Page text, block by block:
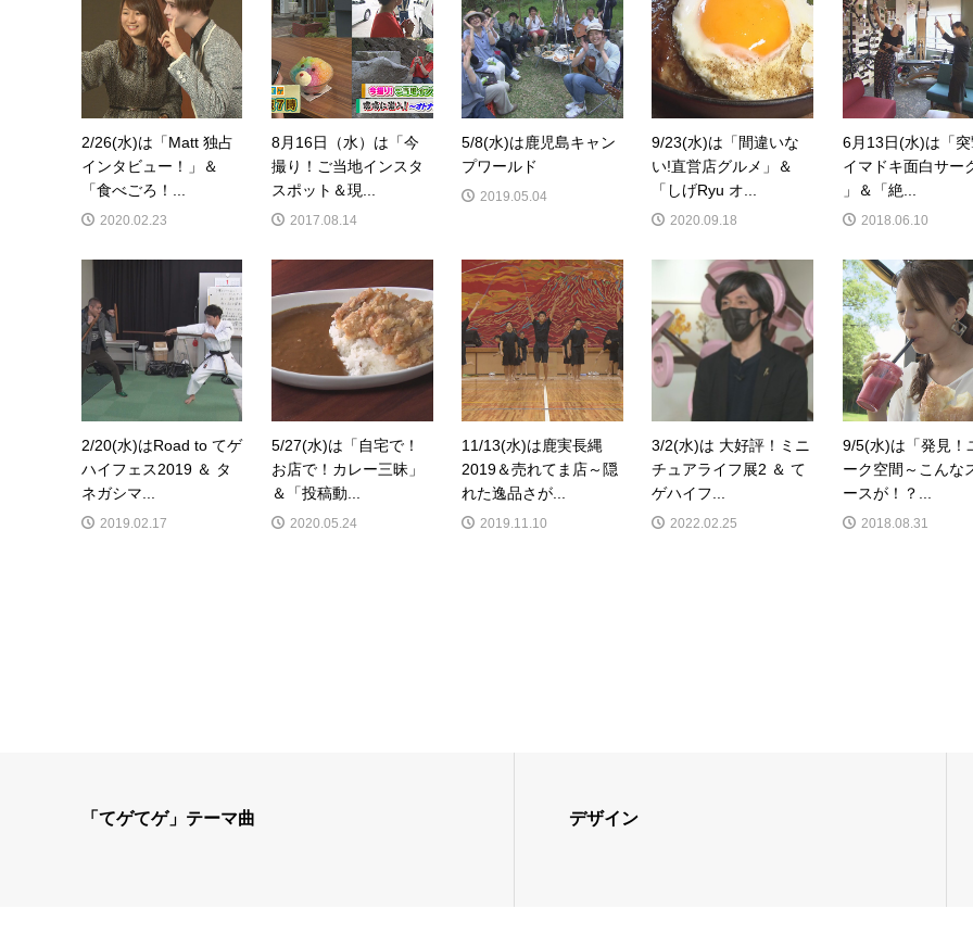
2/26(水)は「Matt 独占
インタビュー！」＆
「食べごろ！...
2020.02.23
8月16日（水）は「今
撮り！ご当地インスタ
スポット＆現...
2017.08.14
5/8(水)は鹿児島キャン
プワールド
2019.05.04
9/23(水)は「間違いな
い!直営店グルメ」＆
「しげRyu オ...
2020.09.18
6月13日(水)は「
イマドキ面白サー
」＆「絶...
2018.06.10
2/20(水)はRoad to てゲ
ハイフェス2019 ＆ タ
ネガシマ...
2019.02.17
5/27(水)は「自宅で！
お店で！カレー三昧」
＆「投稿動...
2020.05.24
11/13(水)は鹿実長縄
2019＆売れてま店～隠
れた逸品さが...
2019.11.10
3/2(水)は 大好評！ミニ
チュアライフ展2 ＆ て
ゲハイフ...
2022.02.25
9/5(水)は「発見！
ーク空間～こんな
ースが！？...
2018.08.31
「てゲてゲ」テーマ曲 デザイン